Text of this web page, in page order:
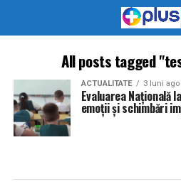
All posts tagged
ACTUALITATE 3 luni ago
Evaluarea Națională
emoții și schimbări